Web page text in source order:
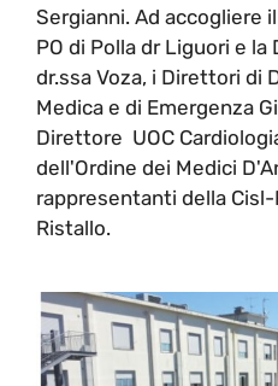
Sergianni. Ad accogliere
PO di Polla dr Liguori e la
dr.ssa Voza, i Direttori di
Medica e di Emergenza
Direttore UOC
dell'Ordine dei Medici
rappresentanti della Cisl-
Ristallo.